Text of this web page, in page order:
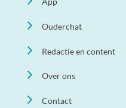
Ouderchat
Redactie en content
Over ons
Contact